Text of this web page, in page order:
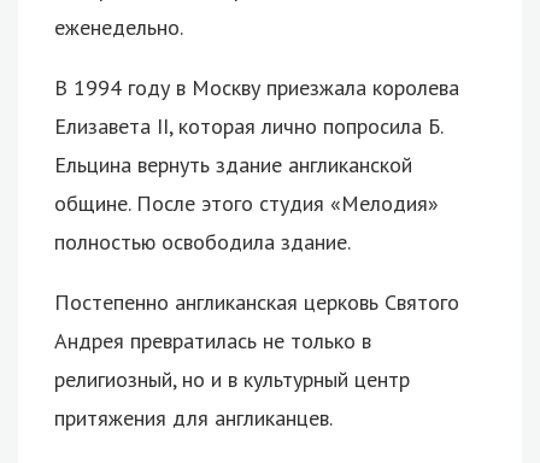
еженедельно.
В 1994 году в Москву приезжала королева
Елизавета II, которая лично попросила Б.
Ельцина вернуть здание англиканской
общине. После этого студия «Мелодия»
полностью освободила здание.
Постепенно англиканская церковь Святого
Андрея превратилась не только в
религиозный, но и в культурный центр
притяжения для англиканцев.